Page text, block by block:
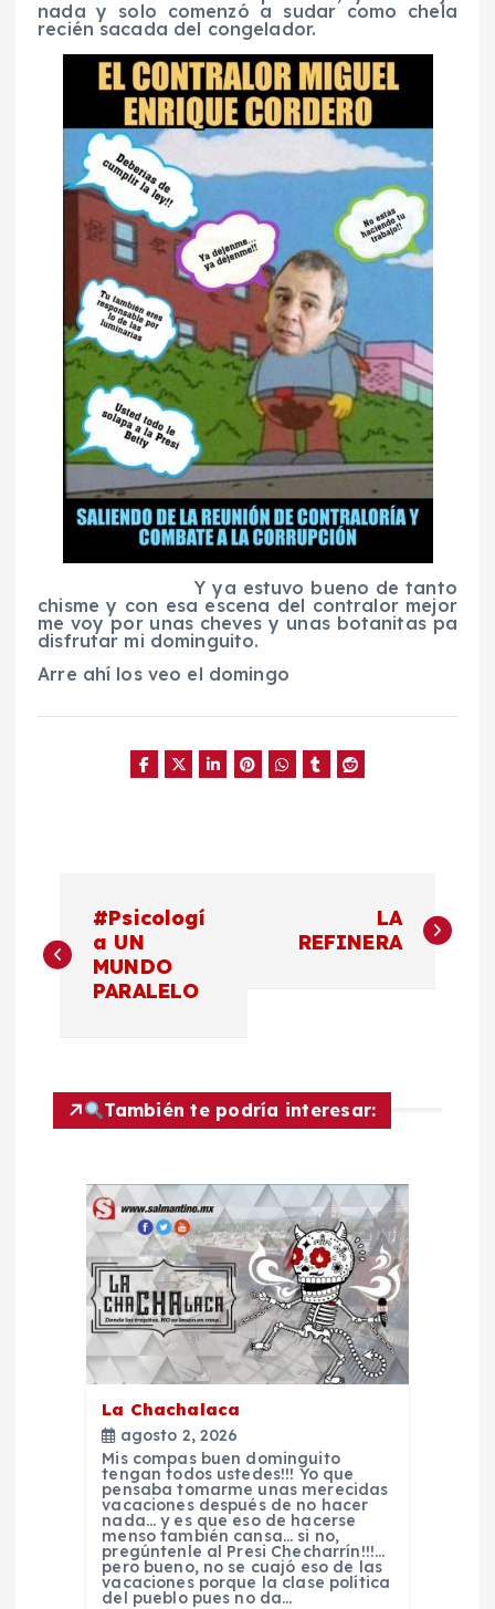
nada y solo comenzó a sudar como chela
recién sacada del congelador.
Y ya estuvo bueno de tanto
chisme y con esa escena del contralor mejor
me voy por unas cheves y unas botanitas pa
disfrutar mi dominguito.
Arre ahí los veo el domingo
a
g
#Psicologí
a UN
MUNDO
PARALELO
LA
REFINERA
También te podría interesar:
La Chachalaca
agosto 2, 2026
Mis compas buen dominguito
tengan todos ustedes!!! Yo que
pensaba tomarme unas merecidas
vacaciones después de no hacer
nada… y es que eso de hacerse
menso también cansa… si no,
pregúntenle al Presi Checharrín!!!…
pero bueno, no se cuajó eso de las
vacaciones porque la clase política
del pueblo pues no da…